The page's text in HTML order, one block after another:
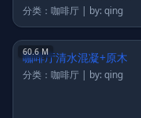
分类：咖啡厅 | by: qing
60.6 M
咖啡厅清水混凝+原木
分类：咖啡厅 | by: qing